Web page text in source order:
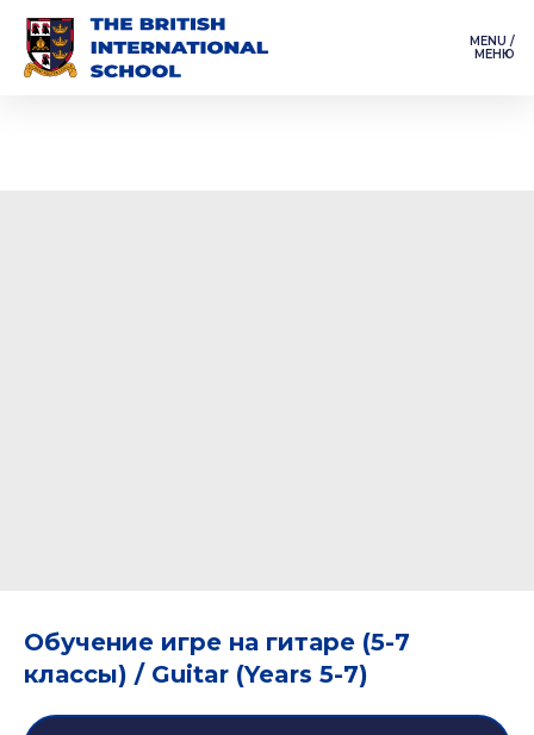
MENU /
МЕНЮ
Обучение игре на гитаре (5-7
классы) / Guitar (Years 5-7)